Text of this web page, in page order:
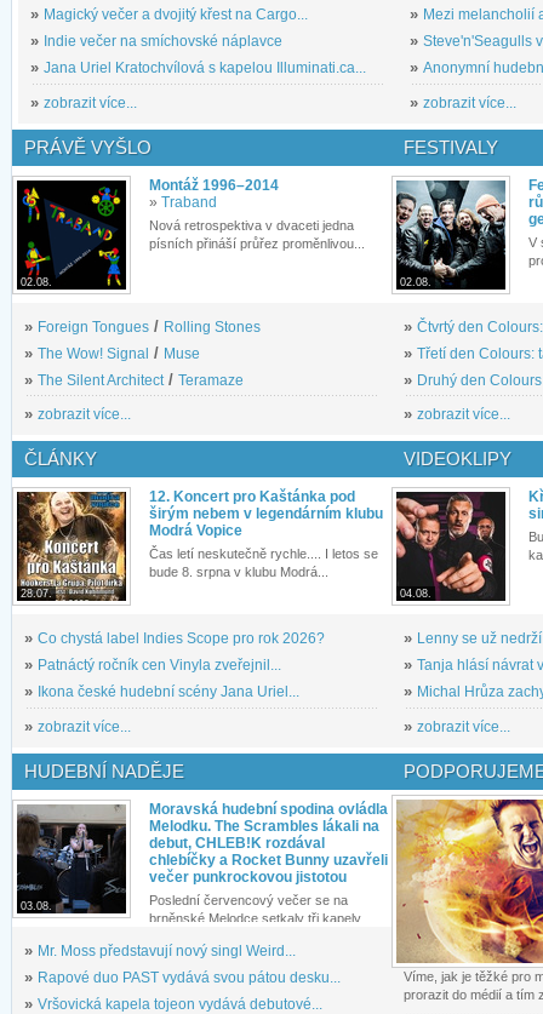
» Magický večer a dvojitý křest na Cargo...
» Indie večer na smíchovské náplavce
» Jana Uriel Kratochvílová s kapelou Illuminati.ca...
» zobrazit více...
» Mezi melancholií
» Steve'n'Seagulls
» Anonymní
» zobrazit více...
PRÁVĚ VYŠLO
02.08.
Montáž 1996–2014
» Traband
Nová retrospektiva v dvaceti jedna
písních přináší průřez proměnlivou...
» Foreign Tongues / Rolling Stones
» The Wow! Signal / Muse
» The Silent Architect / Teramaze
» zobrazit více...
FESTIVALY
02.08.
V
» Čtvrtý den
» Třetí den Colours:
» Druhý den
» zobrazit více...
ČLÁNKY
28.07.
12. Koncert pro Kaštánka pod
širým nebem v legendárním klubu
Modrá Vopice
Čas letí neskutečně rychle.... I letos se
bude 8. srpna v klubu Modrá...
» Co chystá label Indies Scope pro rok 2026?
» Patnáctý ročník cen Vinyla zveřejnil...
»
Ikona české hudební scény Jana Uriel...
» zobrazit více...
VIDEOKLIPY
04.08.
» Lenny se už
» Tanja hlásí návrat
» Michal Hrůza
» zobrazit více...
HUDEBNÍ NADĚJE
03.08.
Moravská hudební spodina ovládla
Melodku. The Scrambles lákali na
debut, CHLEB!K rozdával
chlebíčky a Rocket Bunny uzavřeli
večer punkrockovou jistotou
Poslední červencový večer se na
brněnské Melodce setkaly tři kapely...
» Mr. Moss představují nový singl Weird...
» Rapové duo PAST vydává svou pátou desku...
» Vršovická kapela tojeon vydává debutové...
Víme, jak je těžké pro
prorazit do médií a tím